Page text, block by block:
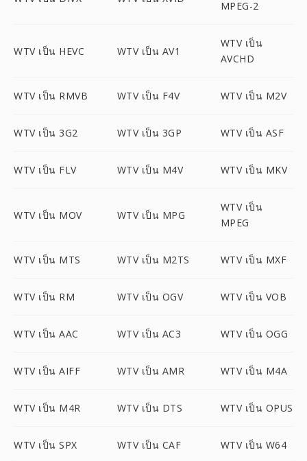
MPEG-2
WTV เป็น HEVC WTV เป็น AV1
WTV เป็น
AVCHD
WTV เป็น RMVB WTV เป็น F4V WTV เป็น M2V
WTV เป็น 3G2 WTV เป็น 3GP WTV เป็น ASF
WTV เป็น FLV WTV เป็น M4V WTV เป็น MKV
WTV เป็น MOV WTV เป็น MPG
WTV เป็น
MPEG
WTV เป็น MTS WTV เป็น M2TS WTV เป็น MXF
WTV เป็น RM WTV เป็น OGV WTV เป็น VOB
WTV เป็น AAC WTV เป็น AC3 WTV เป็น OGG
WTV เป็น AIFF WTV เป็น AMR WTV เป็น M4A
WTV เป็น M4R WTV เป็น DTS WTV เป็น OPUS
WTV เป็น SPX WTV เป็น CAF WTV เป็น W64